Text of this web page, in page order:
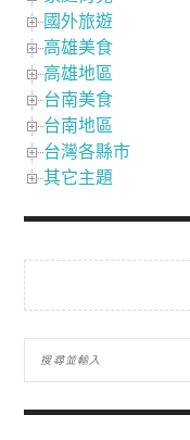
國外旅遊
高雄美食
高雄地區
台南美食
台南地區
台灣各縣市
其它主題